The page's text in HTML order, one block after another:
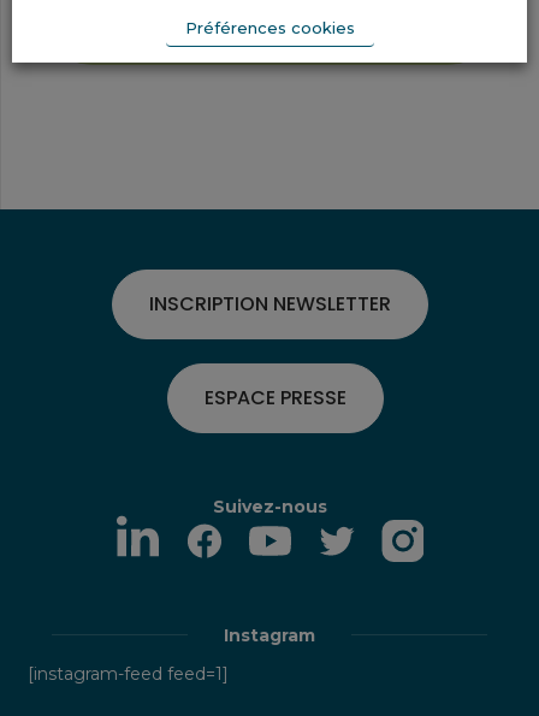
L'adaptation de poste
INSCRIPTION NEWSLETTER
ESPACE PRESSE
Suivez-nous
Instagram
[instagram-feed feed=1]
Préférences cookies